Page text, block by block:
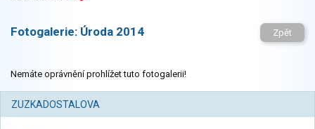
Fotogalerie: Úroda 2014 Zpět
Nemáte oprávnění prohlížet tuto fotogalerii!
ZUZKADOSTALOVA